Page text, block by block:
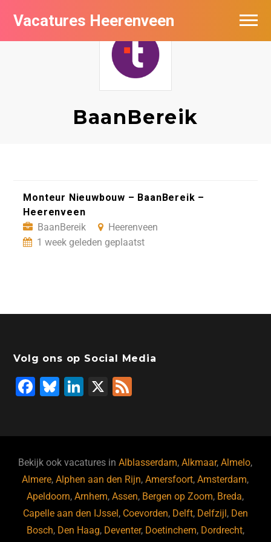
Vacatures Heerenveen
BaanBereik
Monteur Nieuwbouw – BaanBereik –
Heerenveen
BaanBereik
Heerenveen
1 week geleden geplaatst
Volg ons op Social Media
F
b
o
o
k
Bl
ky
Li
dI
n
X
Bekijk ook vacatures inAlblasserdam,Alkmaar,Almelo,
Almere,Alphen aan den Rijn,Amersfoort,Amsterdam,
Apeldoorn,Arnhem,Assen, Bergen op Zoom, Breda,
Capelle aan den IJssel, Coevorden, Delft, Delfzijl, Den
Bosch, Den Haag, Deventer, Doetinchem, Dordrecht,
Vacatures per bedrijf
De populairste vacatures in Heerenveen